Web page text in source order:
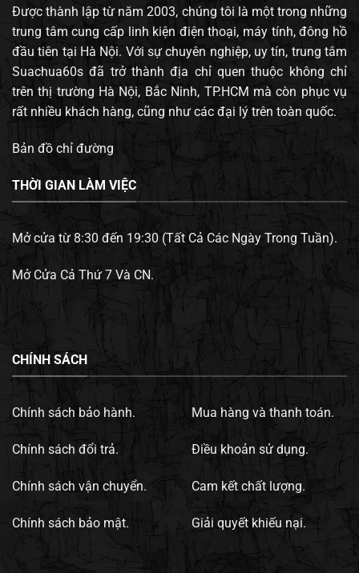
Được thành lập từ năm 2003, chúng tôi là một trong những
trung tâm cung cấp linh kiện điện thoại, máy tính, đông hồ
đầu tiên tại Hà Nội. Với sự chuyên nghiệp, uy tín, trung tâm
Suachua60s đã trở thành địa chỉ quen thuộc không chỉ
trên thị trường Hà Nội, Bắc Ninh, TP.HCM mà còn phục vụ
rất nhiều khách hàng, cũng như các đại lý trên toàn quốc.
Bản đồ chỉ đường
THỜI GIAN LÀM VIỆC
Mở cửa từ 8:30 đến 19:30 (Tất Cả Các Ngày Trong Tuần).
Mở Cửa Cả Thứ 7 Và CN.
CHÍNH SÁCH
Chính sách bảo hành.
Chính sách đổi trả.
Chính sách vận chuyển.
Chính sách bảo mật.
Mua hàng và thanh toán.
Điều khoản sử dụng.
Cam kết chất lượng.
Giải quyết khiếu nại.